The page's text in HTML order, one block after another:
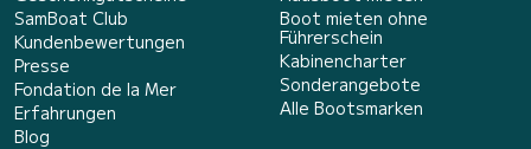
SamBoat Club
Kundenbewertungen
Presse
Fondation de la Mer
Erfahrungen
Blog
Boot mieten ohne
Führerschein
Kabinencharter
Sonderangebote
Alle Bootsmarken